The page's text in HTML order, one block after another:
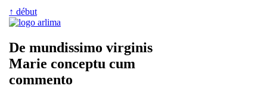
↑ début
De mundissimo virginis
Marie conceptu cum
commento